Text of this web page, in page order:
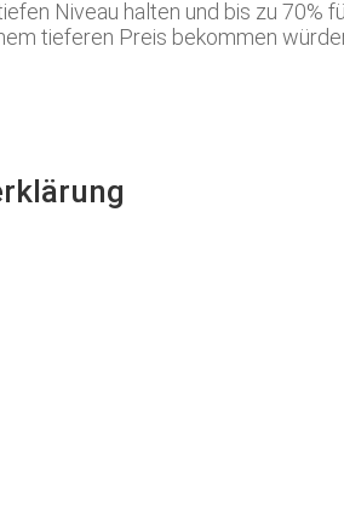
Niveau halten und bis zu 70%
tieferen Preis bekommen